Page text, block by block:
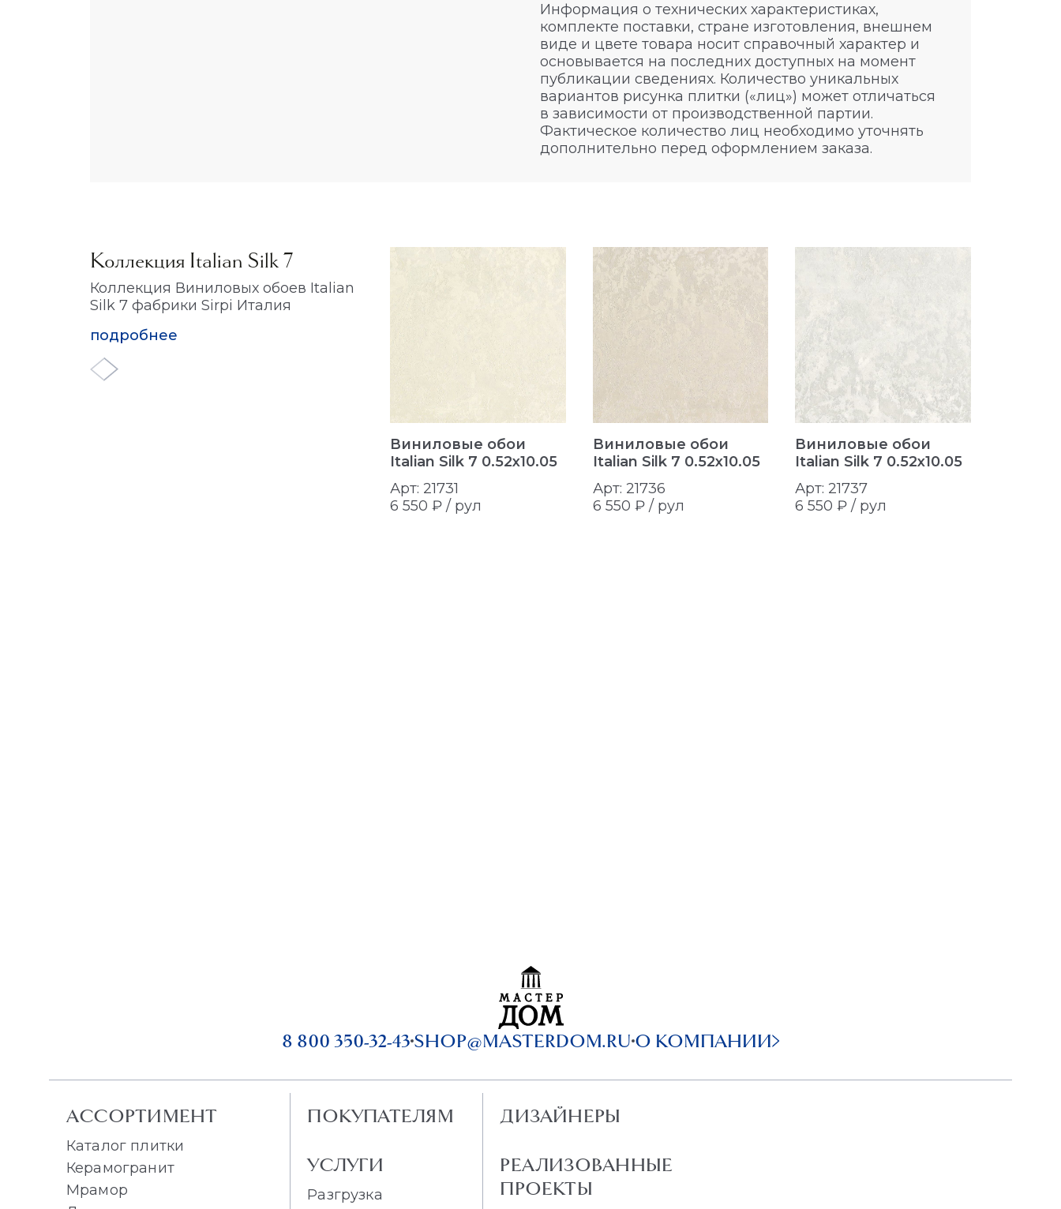
Информация о технических характеристиках,
комплекте поставки, стране изготовления, внешнем
виде и цвете товара носит справочный характер и
основывается на последних доступных на момент
публикации сведениях. Количество уникальных
вариантов рисунка плитки («лиц») может отличаться
в зависимости от производственной партии.
Фактическое количество лиц необходимо уточнять
дополнительно перед оформлением заказа.
Коллекция Italian Silk 7
Коллекция Виниловых обоев Italian
Silk 7 фабрики Sirpi Италия
подробнее
Виниловые обои
Italian Silk 7 0.52x10.05
Арт: 21731
6 550 ₽ / рул
Виниловые обои
Italian Silk 7 0.52x10.05
Арт: 21736
6 550 ₽ / рул
Виниловые обои
Italian Silk 7 0.52x10.05
Арт: 21737
6 550 ₽ / рул
8 800 350-32-43SHOP@MASTERDOM.RUО КОМПАНИИ
АССОРТИМЕНТ
Каталог плитки
Керамогранит
Мрамор
ПОКУПАТЕЛЯМ
УСЛУГИ
Разгрузка
ДИЗАЙНЕРЫ
РЕАЛИЗОВАННЫЕ
ПРОЕКТЫ